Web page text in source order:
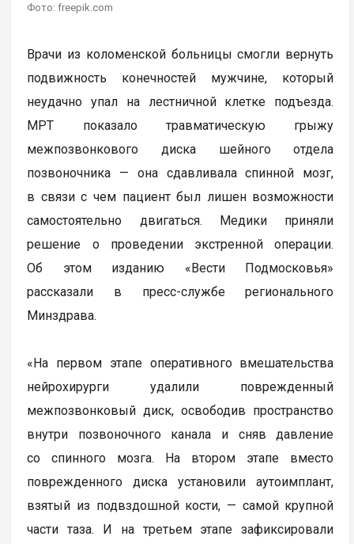
Фото: freepik.com
Врачи из коломенской больницы смогли вернуть
подвижность конечностей мужчине, который
неудачно упал на лестничной клетке подъезда.
МРТ показало травматическую грыжу
межпозвонкового диска шейного отдела
позвоночника — она сдавливала спинной мозг,
в связи с чем пациент был лишен возможности
самостоятельно двигаться. Медики приняли
решение о проведении экстренной операции.
Об этом изданию «Вести Подмосковья»
рассказали в пресс-службе регионального
Минздрава.
«На первом этапе оперативного вмешательства
нейрохирурги удалили поврежденный
межпозвонковый диск, освободив пространство
внутри позвоночного канала и сняв давление
со спинного мозга. На втором этапе вместо
поврежденного диска установили аутоимплант,
взятый из подвздошной кости, — самой крупной
части таза. И на третьем этапе зафиксировали